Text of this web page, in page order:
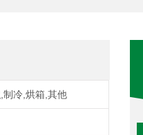
制冷,烘箱,其他